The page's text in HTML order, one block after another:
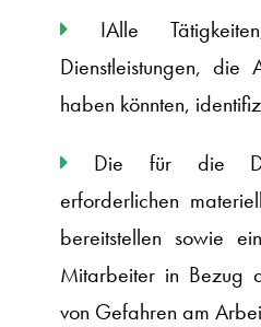
IAlle
Dienstleistungen, die
haben könnten,
Die für die
erforderlichen
bereitstellen sowie
Mitarbeiter in Bezug
von Gefahren am